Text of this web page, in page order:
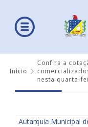
Início
Confira a
nesta quarta-
Autarquia Municipal